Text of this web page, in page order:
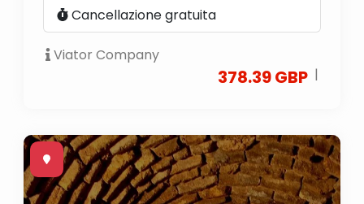
Cancellazione gratuita
Viator Company
378.39 GBP |